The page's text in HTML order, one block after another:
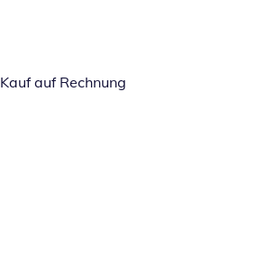
Kauf auf Rechnung